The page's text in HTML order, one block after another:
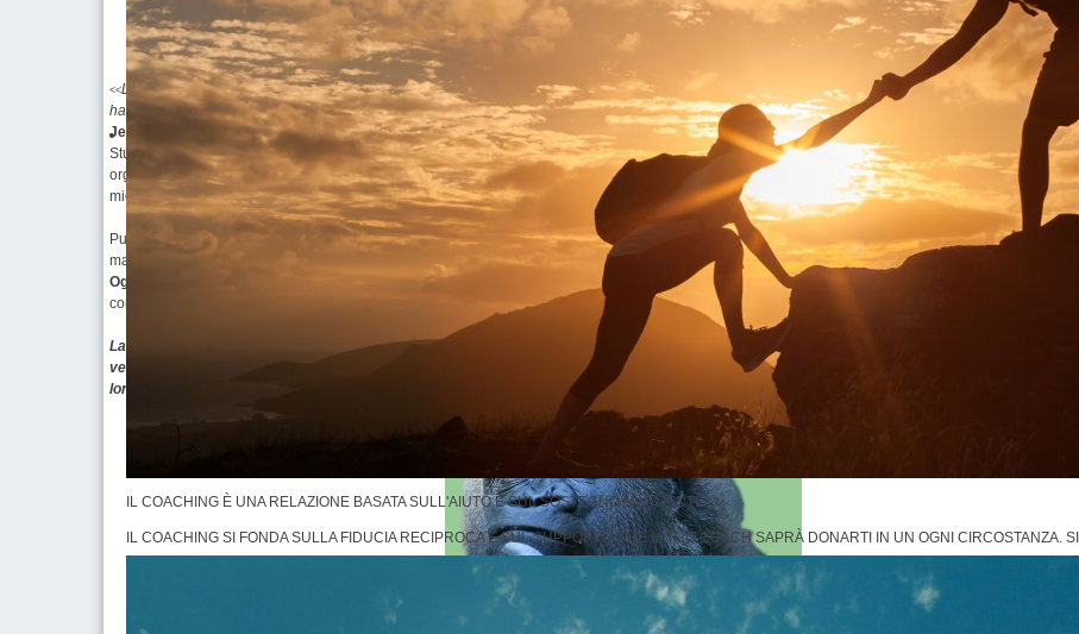
IL COACHING È UNA RELAZIONE BASATA SULL'AIUTO E SUL SOSTEGNO AL CLIENTE!
IL COACHING SI FONDA SULLA FIDUCIA RECIPROCA E SUL SUPPORTO CHE IL TUO COACH SAPRÀ DONARTI IN UN OGNI CIRCOSTANZA.
<<L’obiettivo principale della scuola è quello di creare uomini che sono capaci di fare cose nuove, e non semplicemente ripetere quello che altre
hanno fatto.
Jean Piaget
Studio M.E.P.E.C. nella sua continua opera di formazione e diffusione di un sapere libero e indirizzato al Miglioramento Personale dell'Essere Umano,
organizza conferenze nelle Aule Magne di Licei e Istituti Superiori al fine di promuovere tra gli studenti la passione per la propria crescita e il proprio
miglioramento mentale e fisico.
Purtroppo spesso metodi antiquati e poco orientati al moderno modo di pensare dei giovani
rendono ostico e spesso noioso l'apprendimento delle
materie scolastiche creando negli studenti un senso di distacco ed allontanamento dallo studio in generale.
Oggi la problematica principale dell'Educazione alla Conoscenza e che gli studenti si sentono lontani da quel Sapere vivo, vibrante,
come spesso accade per le menti più brillanti, portarli ad apprezzare ogni sfumatura del mondo e delle sue rappresentazioni.
La storia classica viene considerata inutile, la fisica e la matematica ostacoli da superare per ottenere un voto e poi dimenticare, la biologia e la
vengono considerate materie curiose ma poco sfruttabili nella vita di tutti i giorni, la filosofia e la psicologia, utili solo per chi ha una mente
lontana dai piaceri di gruppo
queste sono solo alcune delle considerazioni che si sentono fare troppo spesso nei dialoghi fra ragazzi